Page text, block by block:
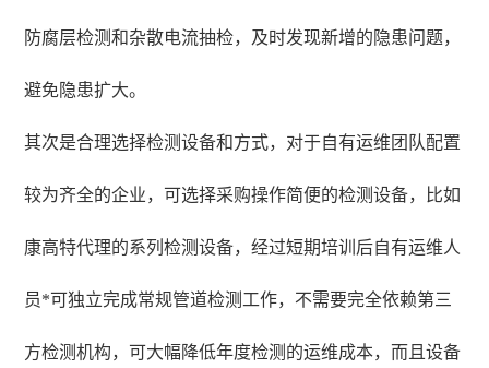
防腐层检测和杂散电流抽检，及时发现新增的隐患问题，
避免隐患扩大。
其次是合理选择检测设备和方式，对于自有运维团队配置
较为齐全的企业，可选择采购操作简便的检测设备，比如
康高特代理的系列检测设备，经过短期培训后自有运维人
员*可独立完成常规管道检测工作，不需要完全依赖第三
方检测机构，可大幅降低年度检测的运维成本，而且设备